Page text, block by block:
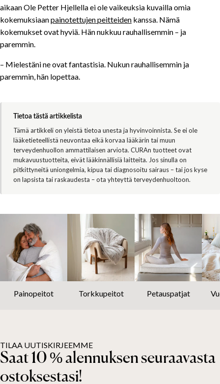
aikaan Ole Petter Hjellella ei ole vaikeuksia kuvailla omia
kokemuksiaanpainotettujen peitteiden kanssa. Nämä
kokemukset ovat hyviä. Hän nukkuu rauhallisemmin – ja
paremmin.
– Mielestäni ne ovat fantastisia. Nukun rauhallisemmin ja
paremmin, hän lopettaa.
Tietoa tästä artikkelista
Tämä artikkeli on yleistä tietoa unesta ja hyvinvoinnista. Se ei ole
lääketieteellistä neuvontaa eikä korvaa lääkärin tai muun
terveydenhuollon ammattilaisen arviota. CURAn tuotteet ovat
mukavuustuotteita, eivät lääkinnällisiä laitteita. Jos sinulla on
pitkittyneitä uniongelmia, kipua tai diagnosoitu sairaus – tai jos kyse
on lapsista tai raskaudesta – ota yhteyttä terveydenhuoltoon.
Painopeitot Torkkupeitot Petauspatjat
TILAA UUTISKIRJEEMME
Saat 10 % alennuksen seuraavasta
ostoksestasi!